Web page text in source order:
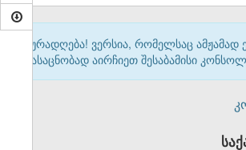
ყურადღება! ვერსია, რომელსაც
გასაცნობად აირჩიეთ შესაბამისი